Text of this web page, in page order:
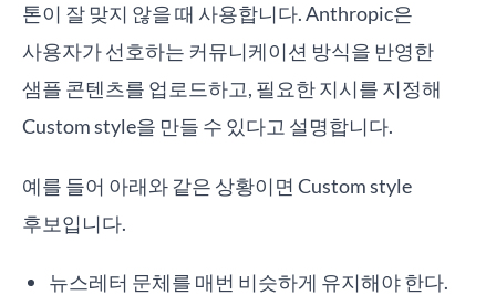
톤이 잘 맞지 않을 때 사용합니다. Anthropic은
사용자가 선호하는 커뮤니케이션 방식을 반영한
샘플 콘텐츠를 업로드하고, 필요한 지시를 지정해
Custom style을 만들 수 있다고 설명합니다.
예를 들어 아래와 같은 상황이면 Custom style
후보입니다.
뉴스레터 문체를 매번 비슷하게 유지해야 한다.